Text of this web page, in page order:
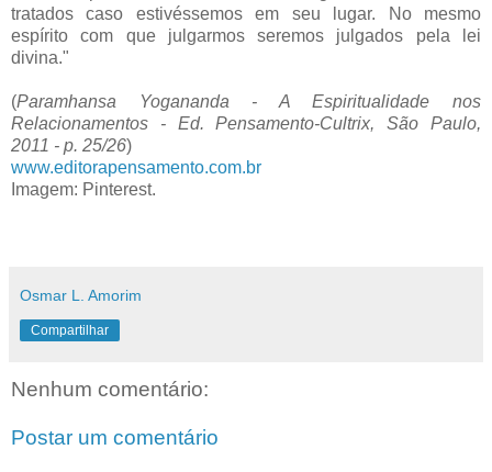
tratados caso estivéssemos em seu lugar. No mesmo
espírito com que julgarmos seremos julgados pela lei
divina."
(Paramhansa Yogananda - A Espiritualidade nos
Relacionamentos - Ed. Pensamento-Cultrix, São Paulo,
2011 - p. 25/26)
www.editorapensamento.com.br
Imagem: Pinterest.
Osmar L. Amorim
Compartilhar
Nenhum comentário:
Postar um comentário